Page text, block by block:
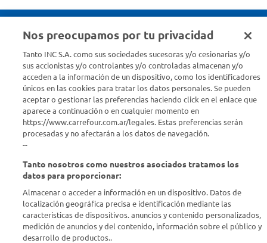
Estamos para ayudarte
¿Tenés una consulta? Comunicate con nosotros acá
Descubrí Carrefour
Conocenos
Info útil
Comprá Online
Nos preocupamos por tu privacidad
Tanto INC S.A. como sus sociedades sucesoras y/o cesionarias y/o
sus accionistas y/o controlantes y/o controladas almacenan y/o
acceden a la información de un dispositivo, como los identificadores
únicos en las cookies para tratar los datos personales. Se pueden
aceptar o gestionar las preferencias haciendo click en el enlace que
aparece a continuación o en cualquier momento en
https://www.carrefour.com.ar/legales. Estas preferencias serán
procesadas y no afectarán a los datos de navegación.
--
Tanto nosotros como nuestros asociados tratamos los
datos para proporcionar:
Almacenar o acceder a información en un dispositivo. Datos de
localización geográfica precisa e identificación mediante las
características de dispositivos. anuncios y contenido personalizados,
medición de anuncios y del contenido, información sobre el público y
desarrollo de productos..